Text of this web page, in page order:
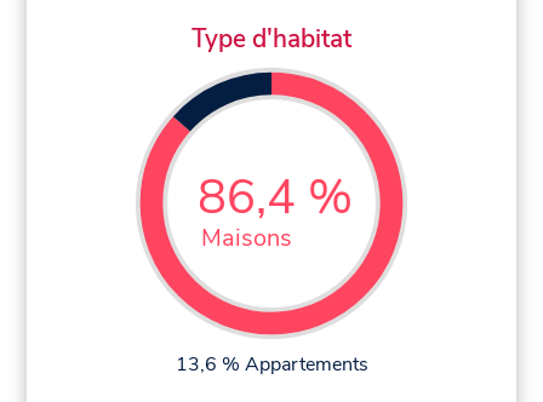
Type d'habitat
86,4 %
Maisons
13,6 % Appartements